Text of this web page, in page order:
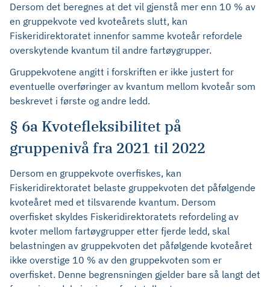
Dersom det beregnes at det vil gjenstå mer enn 10 % av
en gruppekvote ved kvoteårets slutt, kan
Fiskeridirektoratet innenfor samme kvoteår refordele
overskytende kvantum til andre fartøygrupper.
Gruppekvotene angitt i forskriften er ikke justert for
eventuelle overføringer av kvantum mellom kvoteår som
beskrevet i første og andre ledd.
§ 6a Kvotefleksibilitet på
gruppenivå fra 2021 til 2022
Dersom en gruppekvote overfiskes, kan
Fiskeridirektoratet belaste gruppekvoten det påfølgende
kvoteåret med et tilsvarende kvantum. Dersom
overfisket skyldes Fiskeridirektoratets refordeling av
kvoter mellom fartøygrupper etter fjerde ledd, skal
belastningen av gruppekvoten det påfølgende kvoteåret
ikke overstige 10 % av den gruppekvoten som er
overfisket. Denne begrensningen gjelder bare så langt det